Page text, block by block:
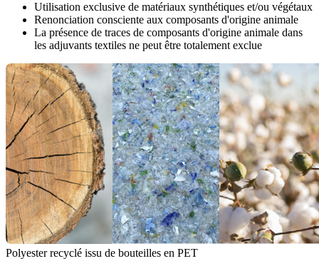
Utilisation exclusive de matériaux synthétiques et/ou végétaux
Renonciation consciente aux composants d'origine animale
La présence de traces de composants d'origine animale dans
les adjuvants textiles ne peut être totalement exclue
Polyester recyclé issu de bouteilles en PET